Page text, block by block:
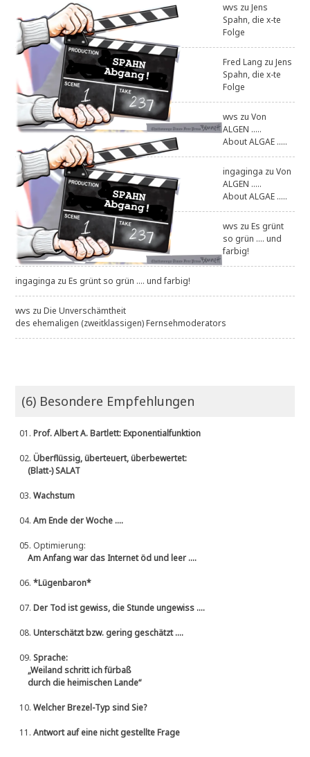
wvs zuJens
Spahn, die x-te
Folge
Fred Lang zuJens
Spahn, die x-te
Folge
wvs zuVon
ALGEN .....
About ALGAE .....
ingaginga zuVon
ALGEN .....
About ALGAE .....
wvs zuEs grünt
so grün .... und
farbig!
ingaginga zuEs grünt so grün .... und farbig!
wvs zuDie Unverschämtheit
des ehemaligen (zweitklassigen) Fernsehmoderators
(6) Besondere Empfehlungen
01.Prof. Albert A. Bartlett: Exponentialfunktion
02.Überflüssig, überteuert, überbewertet:
(Blatt-) SALAT
03.Wachstum
04.Am Ende der Woche ....
05. Optimierung:
Am Anfang war das Internet öd und leer ....
06.*Lügenbaron*
07.Der Tod ist gewiss, die Stunde ungewiss ....
08.Unterschätzt bzw. gering geschätzt ....
09.Sprache:
„Weiland schritt ich fürbaß
durch die heimischen Lande“
10.Welcher Brezel-Typ sind Sie?
11.Antwort auf eine nicht gestellte Frage